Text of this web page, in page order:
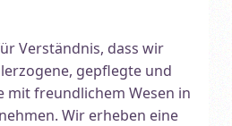
Verständnis, dass wir
gepflegte und
mit freundlichem Wesen in
Wir erheben eine